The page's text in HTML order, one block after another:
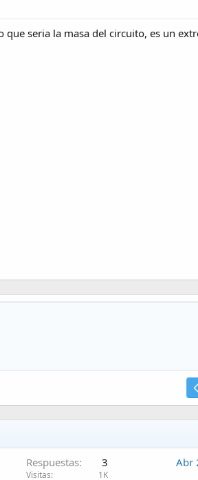
seria la masa del circuito, es un
Respuestas 3
Visitas 1K
Abr